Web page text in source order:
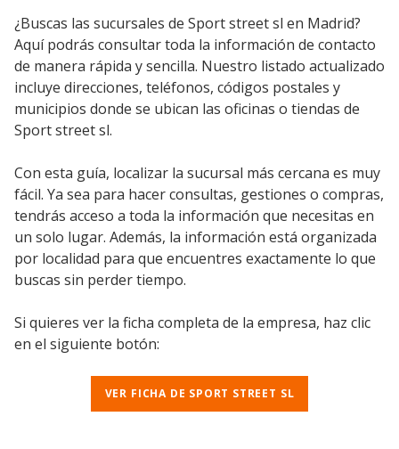
¿Buscas las sucursales de Sport street sl en Madrid?
Aquí podrás consultar toda la información de contacto
de manera rápida y sencilla. Nuestro listado actualizado
incluye direcciones, teléfonos, códigos postales y
municipios donde se ubican las oficinas o tiendas de
Sport street sl.
Con esta guía, localizar la sucursal más cercana es muy
fácil. Ya sea para hacer consultas, gestiones o compras,
tendrás acceso a toda la información que necesitas en
un solo lugar. Además, la información está organizada
por localidad para que encuentres exactamente lo que
buscas sin perder tiempo.
Si quieres ver la ficha completa de la empresa, haz clic
en el siguiente botón:
VER FICHA DE SPORT STREET SL